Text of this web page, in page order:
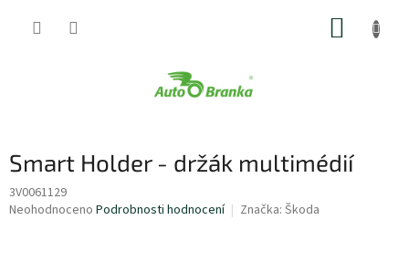
Smart Holder - držák multimédií
3V0061129
Průměrné
Neohodnoceno Podrobnosti hodnocení Značka: Škoda